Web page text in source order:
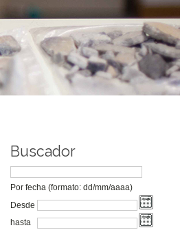
Buscador
Por fecha (formato: dd/mm/aaaa)
Desde
hasta